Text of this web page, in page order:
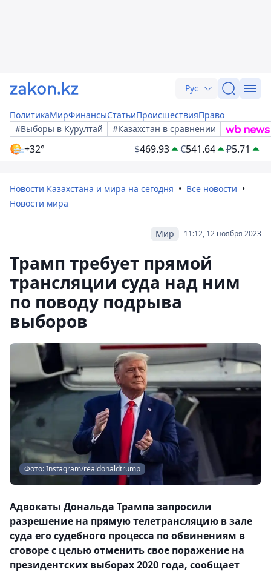
Рус
ПолитикаМирФинансыСтатьиПроисшествияПраво
#Выборы в Курултай
#Казахстан в сравнении
+32° $469.93 €541.64 ₽5.71
Новости Казахстана и мира на сегодня
Все новости
Новости мира
11:12, 12 ноября 2023
Мир
Трамп требует прямой
трансляции суда над ним
по поводу подрыва
выборов
Фото: Instagram/realdonaldtrump
Адвокаты Дональда Трампа запросили
разрешение на прямую телетрансляцию в зале
суда его судебного процесса по обвинениям в
сговоре с целью отменить свое поражение на
президентских выборах 2020 года, сообщает